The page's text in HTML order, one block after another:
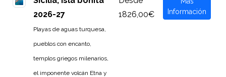
2026-27
Playas de aguas turquesa,
pueblos con encanto,
templos griegos milenarios,
el imponente volcán Etna y
1826,00€
Información